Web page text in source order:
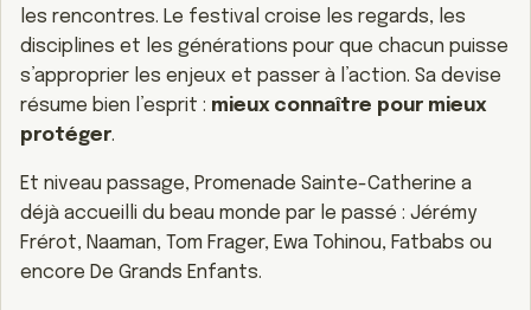
les rencontres. Le festival croise les regards, les
disciplines et les générations pour que chacun puisse
s’approprier les enjeux et passer à l’action. Sa devise
résume bien l’esprit : mieux connaître pour mieux
protéger.
Et niveau passage, Promenade Sainte-Catherine a
déjà accueilli du beau monde par le passé : Jérémy
Frérot, Naaman, Tom Frager, Ewa Tohinou, Fatbabs ou
encore De Grands Enfants.